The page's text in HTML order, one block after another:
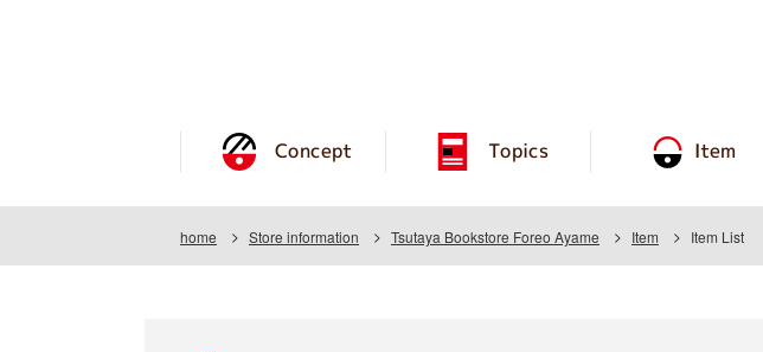
Concept Topics Item
home Store information Tsutaya Bookstore Foreo Ayame Item Item List